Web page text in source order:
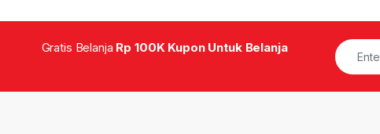
Gratis Belanja Rp 100K Kupon Untuk Belanja